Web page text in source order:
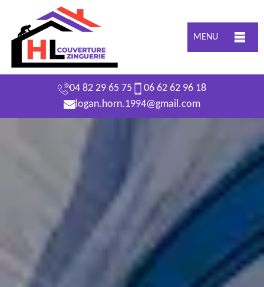
MENU
04 82 29 65 75
06 62 62 96 18
logan.horn.1994@gmail.com